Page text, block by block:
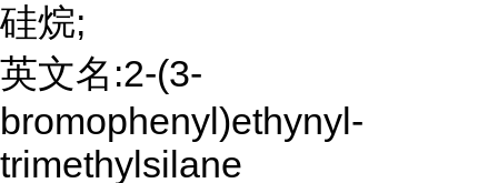
硅烷;
英文名:2-(3-
bromophenyl)ethynyl-
trimethylsilane